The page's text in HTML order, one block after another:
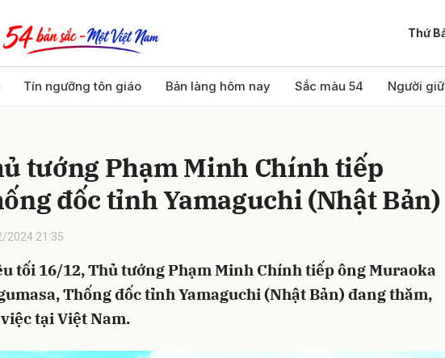
Thứ
Tín ngưỡng tôn giáo Bản làng hôm nay Sắc màu 54 Người
tướng Phạm Minh Chính tiếp
đốc tỉnh Yamaguchi (Nhật Bản)
2024 21:35
tối 16/12, Thủ tướng Phạm Minh Chính tiếp ông Muraoka
Thống đốc tỉnh Yamaguchi (Nhật Bản) đang thăm,
tại Việt Nam.
Gửi bình luận